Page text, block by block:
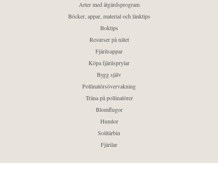
Arter med åtgärdsprogram
Böcker, appar, material och länktips
Boktips
Resurser på nätet
Fjärilsappar
Köpa fjärilsprylar
Bygg själv
Pollinatörsövervakning
Träna på pollinatörer
Blomflugor
Humlor
Solitärbin
Fjärilar